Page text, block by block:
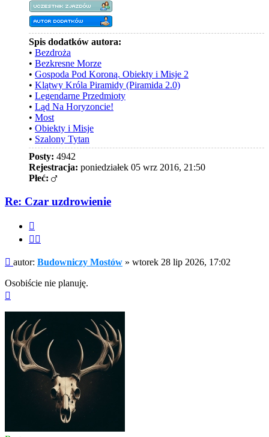
Spis dodatków autora:
• Bezdroża
• Bezkresne Morze
• Gospoda Pod Koroną. Obiekty i Misje 2
• Klątwy Króla Piramidy (Piramida 2.0)
• Legendarne Przedmioty
• Ląd Na Horyzoncie!
• Most
• Obiekty i Misje
• Szalony Tytan
Posty: 4942
Rejestracja: poniedziałek 05 wrz 2016, 21:50
Płeć:
Re: Czar uzdrowienie
Post
autor: Budowniczy Mostów » wtorek 28 lip 2026, 17:02
Osobiście nie planuję.